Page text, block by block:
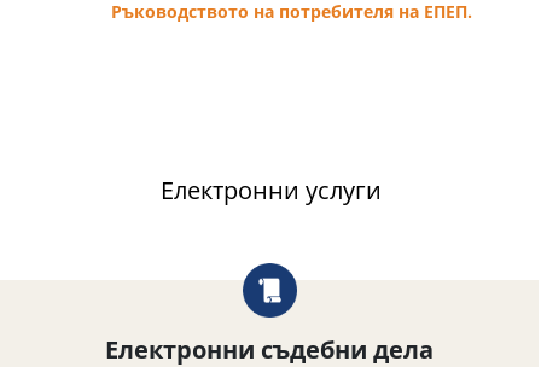
Ръководството на потребителя на ЕПЕП.
Електронни услуги
Електронни съдебни дела